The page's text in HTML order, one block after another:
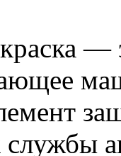
—
службы